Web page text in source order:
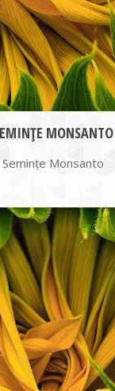
MONSANTO
Semințe Monsanto